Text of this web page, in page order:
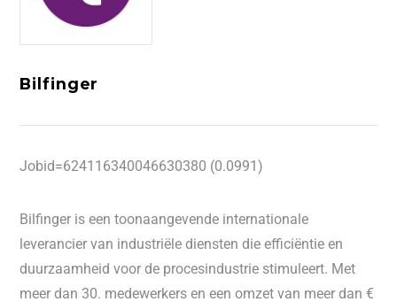
Bilfinger
Jobid=624116340046630380 (0.0991)
Bilfinger is een toonaangevende internationale
leverancier van industriële diensten die efficiëntie en
duurzaamheid voor de procesindustrie stimuleert. Met
meer dan 30. medewerkers en een omzet van meer dan €